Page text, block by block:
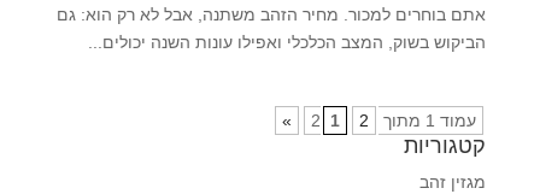
אתם בוחרים למכור. מחיר הזהב משתנה, אבל לא רק הוא: גם
הביקוש בשוק, המצב הכלכלי ואפילו עונות השנה יכולים...
עמוד 1 מתוך 2 1 2
»
קטגוריות
מגזין זהב